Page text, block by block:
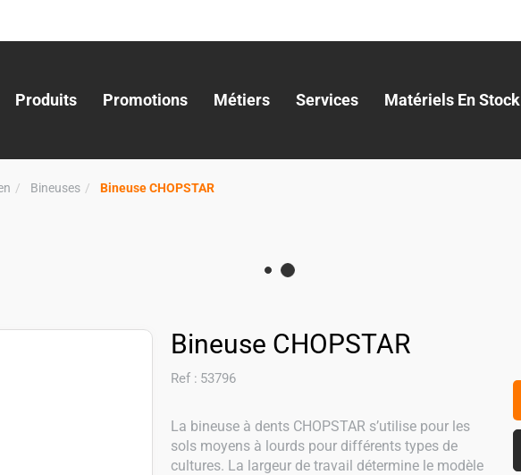
Produits Promotions Métiers Services Matériels En Stock
Bineuses Bineuse CHOPSTAR
Bineuse CHOPSTAR
Ref : 53796
La bineuse à dents CHOPSTAR s’utilise pour les
sols moyens à lourds pour différents types de
cultures. La largeur de travail détermine le modèle